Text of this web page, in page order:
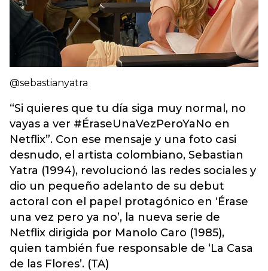
@sebastianyatra
“Si quieres que tu día siga muy normal, no
vayas a ver #ÉraseUnaVezPeroYaNo en
Netflix”. Con ese mensaje y una foto casi
desnudo, el artista colombiano, Sebastian
Yatra (1994), revolucionó las redes sociales y
dio un pequeño adelanto de su debut
actoral con el papel protagónico en ‘Érase
una vez pero ya no’, la nueva serie de
Netflix dirigida por Manolo Caro (1985),
quien también fue responsable de ‘La Casa
de las Flores’. (TA)